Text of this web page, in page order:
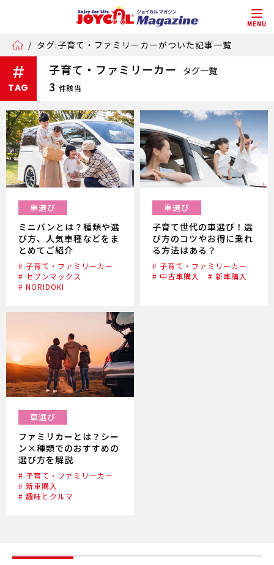
MENU
/ タグ:子育て・ファミリーカーがついた記事一覧
#
TAG
子育て・ファミリーカー タグ一覧
3 件該当
車選び
ミニバンとは？種類や選
び方、人気車種などをま
とめてご紹介
# 子育て・ファミリーカー
# セブンマックス
# NORIDOKI
車選び
子育て世代の車選び！選
び方のコツやお得に乗れ
る方法はある？
# 子育て・ファミリーカー
# 中古車購入
# 新車購入
車選び
ファミリカーとは？シー
ン×種類でのおすすめの
選び方を解説
# 子育て・ファミリーカー
# 新車購入
# 趣味とクルマ